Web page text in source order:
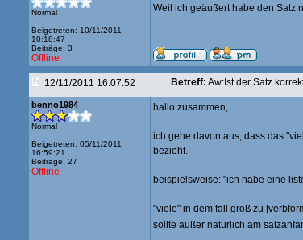
Normal
Beigetreten: 10/11/2011
10:18:47
Beiträge: 3
Offline
Weil ich geäußert habe den Satz
12/11/2011 16:07:52 Betreff: Aw:Ist der Satz
benno1984
Normal
Beigetreten: 05/11/2011
16:59:21
Beiträge: 27
Offline
hallo zusammen,
ich gehe davon aus, dass das
bezieht.
beispielsweise: "ich habe eine
"viele" in dem fall groß zu
sollte außer natürlich am